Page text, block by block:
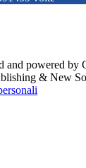
and powered by
& New